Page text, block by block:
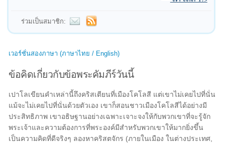
ร่วมเป็นสมาชิก:
เวอร์ชั่นสองภาษา (ภาษาไทย / English)
ข้อคิดเกี่ยวกับข้อพระคัมภีร์วันนี้
เปาโลเขียนคำเหล่านี้ถึงคริสเตียนที่เมืองโคโลสี แต่เขาไม่เคยไปที่นั่น
แม้จะไม่เคยไปที่นั่นด้วยตัวเอง เขาก็สอนชาวเมืองโคโลสีได้อย่างมี
ประสิทธิภาพ เขาอธิษฐานอย่างเฉพาะเจาะจงให้กับพวกเขาที่จะรู้จัก
พระเจ้าและความต้องการที่พระองค์มีสำหรับพวกเขาให้มากยิ่งขึ้น
เป็นความคิดที่ดีจริงๆ ลองหาคริสตจักร (ภายในเมือง ในต่างประเทศ,